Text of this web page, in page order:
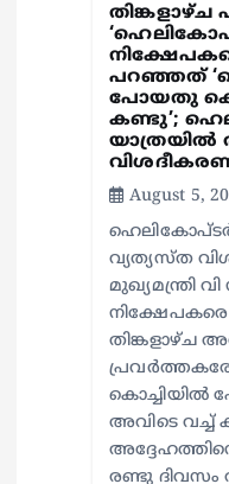
പറഞ്ഞത്
പോയതു
കണ്ടു’;
യാത്രയിൽ
August 5,
വ്യത്യസ്ത
മുഖ്യമന്ത്രി
തിങ്കളാഴ്ച
അവിടെ വച്ച്
രണ്ടു ദിവസം